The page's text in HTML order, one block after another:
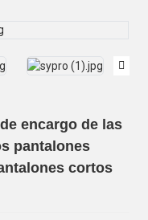
encargo de las
pantalones
cortos